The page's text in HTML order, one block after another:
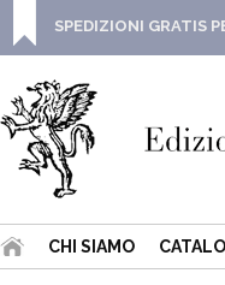
SPEDIZIONI GRATIS
CHI SIAMO